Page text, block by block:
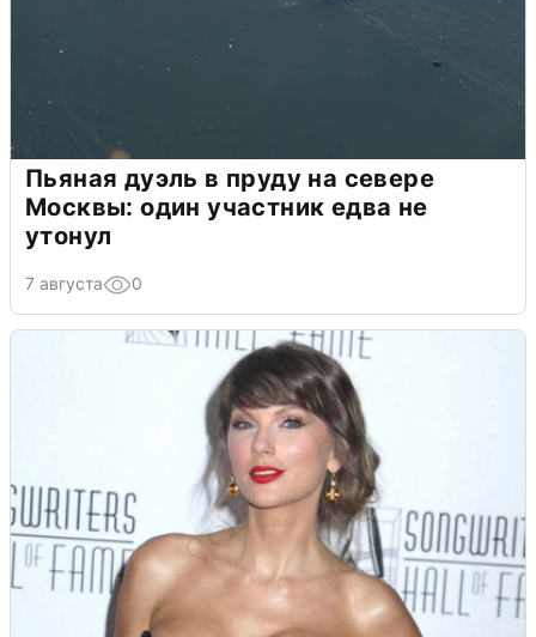
Пьяная дуэль в пруду на севере
Москвы: один участник едва не
утонул
7 августа 0